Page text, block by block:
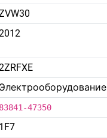
Электрооборудование
83841-47350
1F7